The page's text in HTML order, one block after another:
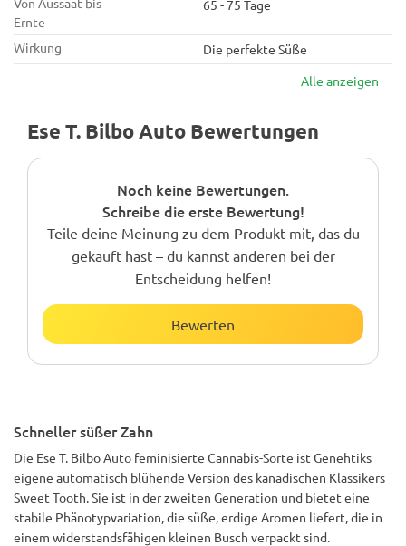
Ernte
65 - 75 Tage
Wirkung
Die perfekte Süße
Alle anzeigen
Ese T. Bilbo Auto Bewertungen
Noch keine Bewertungen.
Schreibe die erste Bewertung!
Teile deine Meinung zu dem Produkt mit, das du
gekauft hast – du kannst anderen bei der
Entscheidung helfen!
Bewerten
Schneller süßer Zahn
Die Ese T. Bilbo Auto feminisierte Cannabis-Sorte ist Genehtiks
eigene automatisch blühende Version des kanadischen Klassikers
Sweet Tooth. Sie ist in der zweiten Generation und bietet eine
stabile Phänotypvariation, die süße, erdige Aromen liefert, die in
einem widerstandsfähigen kleinen Busch verpackt sind.